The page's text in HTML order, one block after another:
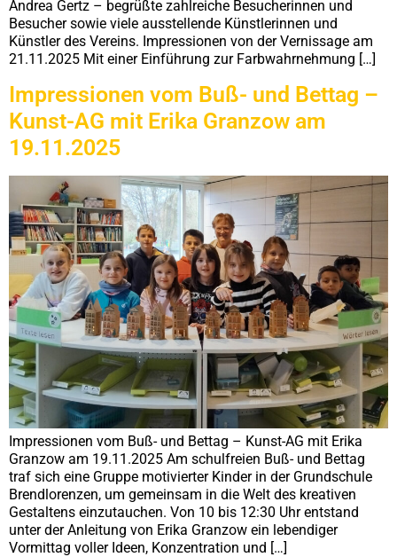
Andrea Gertz – begrüßte zahlreiche Besucherinnen und
Besucher sowie viele ausstellende Künstlerinnen und
Künstler des Vereins. Impressionen von der Vernissage am
21.11.2025 Mit einer Einführung zur Farbwahrnehmung […]
Impressionen vom Buß- und Bettag –
Kunst-AG mit Erika Granzow am
19.11.2025
Impressionen vom Buß- und Bettag – Kunst-AG mit Erika
Granzow am 19.11.2025 Am schulfreien Buß- und Bettag
traf sich eine Gruppe motivierter Kinder in der Grundschule
Brendlorenzen, um gemeinsam in die Welt des kreativen
Gestaltens einzutauchen. Von 10 bis 12:30 Uhr entstand
unter der Anleitung von Erika Granzow ein lebendiger
Vormittag voller Ideen, Konzentration und […]